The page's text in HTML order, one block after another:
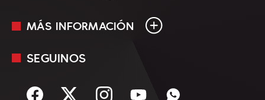
En Vivo
Sociedad
MÁS INFORMACIÓN
Mediakit
Términos y condiciones
SEGUINOS